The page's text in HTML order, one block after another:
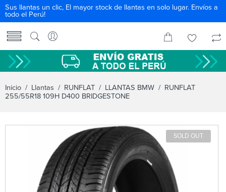
Sus llantas un clic, El mayor stock de llantas en solo lugar. Envíos a
todo el Perú!
Inicio / Llantas / RUNFLAT / LLANTAS BMW / RUNFLAT
255/55R18 109H D400 BRIDGESTONE
SOLD OUT